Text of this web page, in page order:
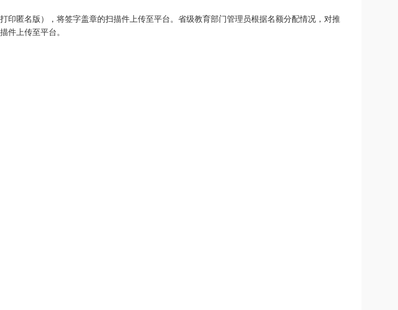
印匿名版），将签字盖章的扫描件上传至平台。省级教育部门管理员根据名额分配情况，对推
件上传至平台。